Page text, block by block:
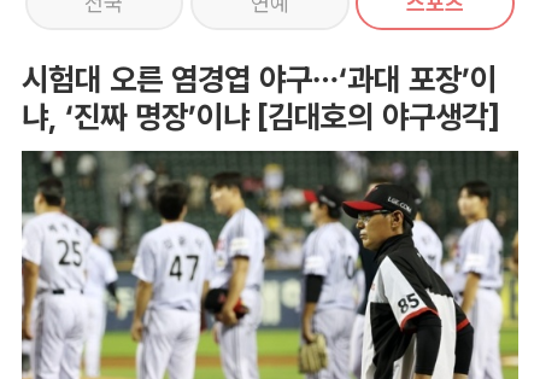
시험대 오른 염경엽 야구…‘과대 포장’이
냐, ‘진짜 명장’이냐 [김대호의 야구생각]